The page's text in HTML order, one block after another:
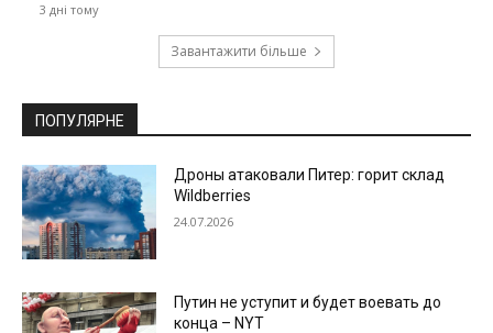
3 дні тому
Завантажити більше
ПОПУЛЯРНЕ
Дроны атаковали Питер: горит склад
Wildberries
24.07.2026
Путин не уступит и будет воевать до
конца – NYT